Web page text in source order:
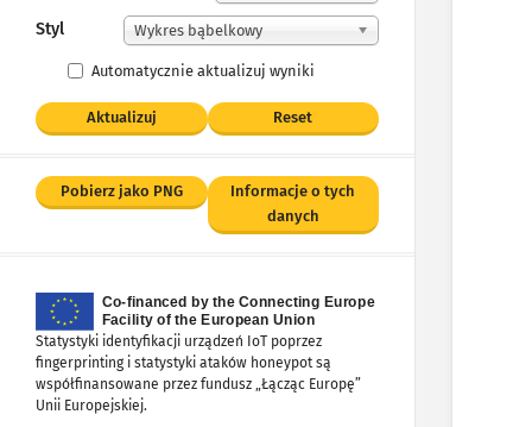
Styl Wykres bąbelkowy
Automatycznie aktualizuj wyniki
Aktualizuj Reset
Pobierz jako PNG
Informacje o tych
danych
Statystyki identyfikacji urządzeń IoT poprzez
fingerprinting i statystyki ataków honeypot są
współfinansowane przez fundusz „Łącząc Europę”
Unii Europejskiej.